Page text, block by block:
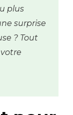
plus
surprise
? Tout